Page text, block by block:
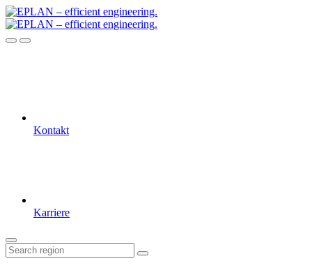
Kontakt
Karriere